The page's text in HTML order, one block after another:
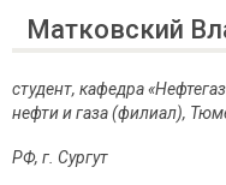
Матковский
студент, кафедра
нефти и газа (филиал),
РФ, г. Сургут